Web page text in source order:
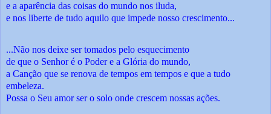
e a aparência das coisas do mundo nos iluda,
e nos liberte de tudo aquilo que impede nosso crescimento...
...Não nos deixe ser tomados pelo esquecimento
de que o Senhor é o Poder e a Glória do mundo,
a Canção que se renova de tempos em tempos e que a tudo
embeleza.
Possa o Seu amor ser o solo onde crescem nossas ações.